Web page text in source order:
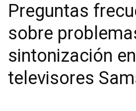
Preguntas
sobre
sintonización en
televisores